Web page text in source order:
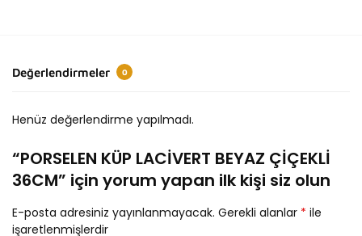
Değerlendirmeler 0
Henüz değerlendirme yapılmadı.
“PORSELEN KÜP LACİVERT BEYAZ ÇİÇEKLİ
36CM” için yorum yapan ilk kişi siz olun
E-posta adresiniz yayınlanmayacak. Gerekli alanlar * ile
işaretlenmişlerdir